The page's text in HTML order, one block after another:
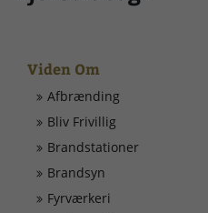
Døgnrapport
EAN nummer
Fyrværkeri
Viden Om
Afbrænding
Bliv Frivillig
Brandstationer
Brandsyn
Fyrværkeri